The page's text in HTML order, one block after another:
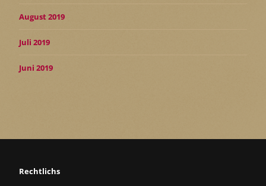
August 2019
Juli 2019
Juni 2019
Rechtlichs